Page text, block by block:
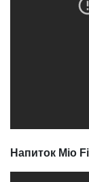
Напиток Mio